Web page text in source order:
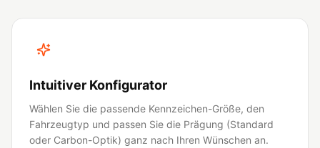
Intuitiver Konfigurator
Wählen Sie die passende Kennzeichen-Größe, den
Fahrzeugtyp und passen Sie die Prägung (Standard
oder Carbon-Optik) ganz nach Ihren Wünschen an.